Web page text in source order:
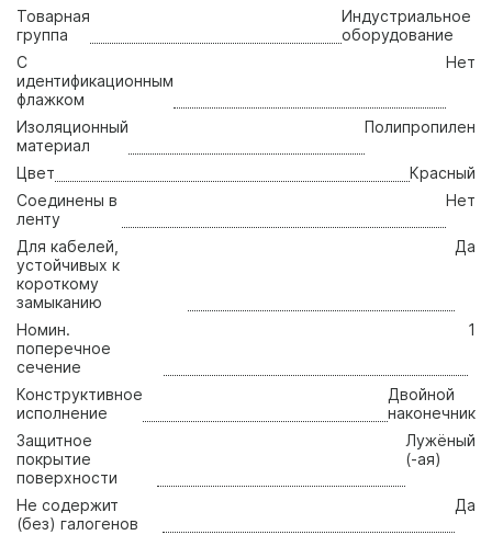
Товарная
группа
Индустриальное
оборудование
С
идентификационным
флажком
Нет
Изоляционный
материал
Полипропилен
Цвет
Красный
Соединены в
ленту
Нет
Для кабелей,
устойчивых к
короткому
замыканию
Да
Номин.
поперечное
сечение
1
Конструктивное
исполнение
Двойной
наконечник
Защитное
покрытие
поверхности
Лужёный
(-ая)
Не содержит
(без) галогенов
Да